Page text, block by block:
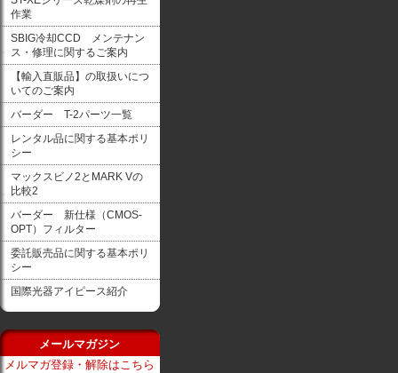
作業
SBIG冷却CCD メンテナン
ス・修理に関するご案内
【輸入直販品】の取扱いにつ
いてのご案内
バーダー T-2パーツ一覧
レンタル品に関する基本ポリ
シー
マックスビノ2とMARK Vの
比較2
バーダー 新仕様（CMOS-
OPT）フィルター
委託販売品に関する基本ポリ
シー
国際光器アイピース紹介
メールマガジン
メルマガ登録・解除はこちら